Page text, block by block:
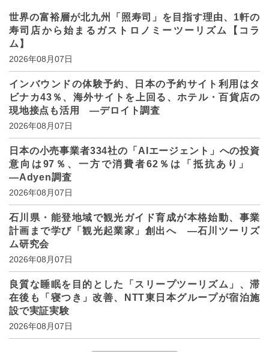
世界の富裕層が北九州「照寿司」を目指す理由、1軒の
寿司店から始まるガストロノミーツーリズム【コラ
ム】
2026年08月07日
インバウンドの体験予約、日本の予約サイト利用はタ
ビナカ43％、海外サイトを上回る、ホテル・百貨店の
現地接点も活用 ―デロイト調査
2026年08月07日
日本の小売事業者334社の「AIエージェント」への投資
意向は97％、一方で消費者62％は「抵抗あり」
―Adyen調査
2026年08月07日
石川県・能登地域で観光ガイド育成が本格始動、事業
計画まで学び「観光起業家」創出へ ―石川ツーリズ
ム研究会
2026年08月07日
良質な睡眠を目的とした「スリープツーリズム」、滞
在後も「寝つき」改善、NTT東日本グループが宿泊施
設で実証実験
2026年08月07日